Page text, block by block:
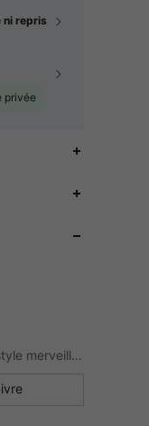
ni repris
privée
Sentez-vous libre et exprimez votre joie avec un style merveilleux.